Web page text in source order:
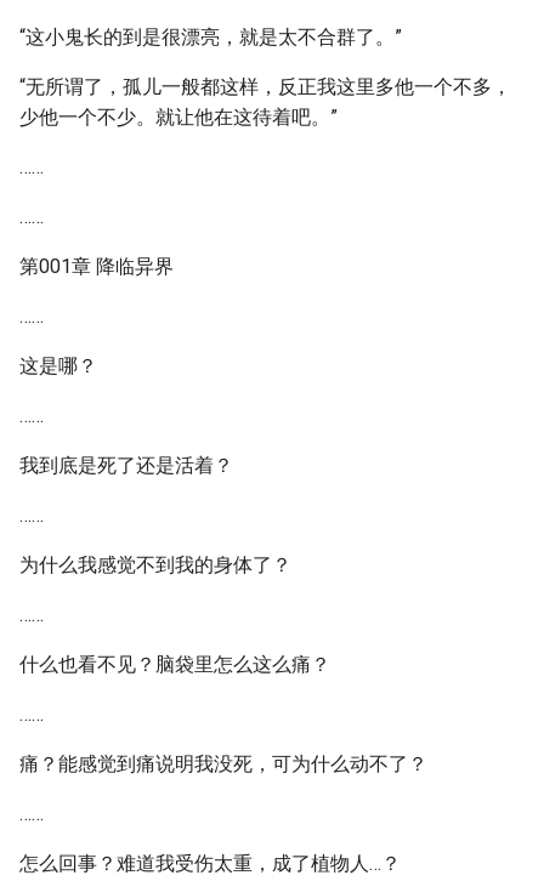
“这小鬼长的到是很漂亮，就是太不合群了。”
“无所谓了，孤儿一般都这样，反正我这里多他一个不多，
少他一个不少。就让他在这待着吧。”
……
……
第001章 降临异界
……
这是哪？
……
我到底是死了还是活着？
……
为什么我感觉不到我的身体了？
……
什么也看不见？脑袋里怎么这么痛？
……
痛？能感觉到痛说明我没死，可为什么动不了？
……
怎么回事？难道我受伤太重，成了植物人…？